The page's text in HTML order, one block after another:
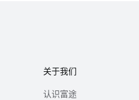
关于我们
认识富途